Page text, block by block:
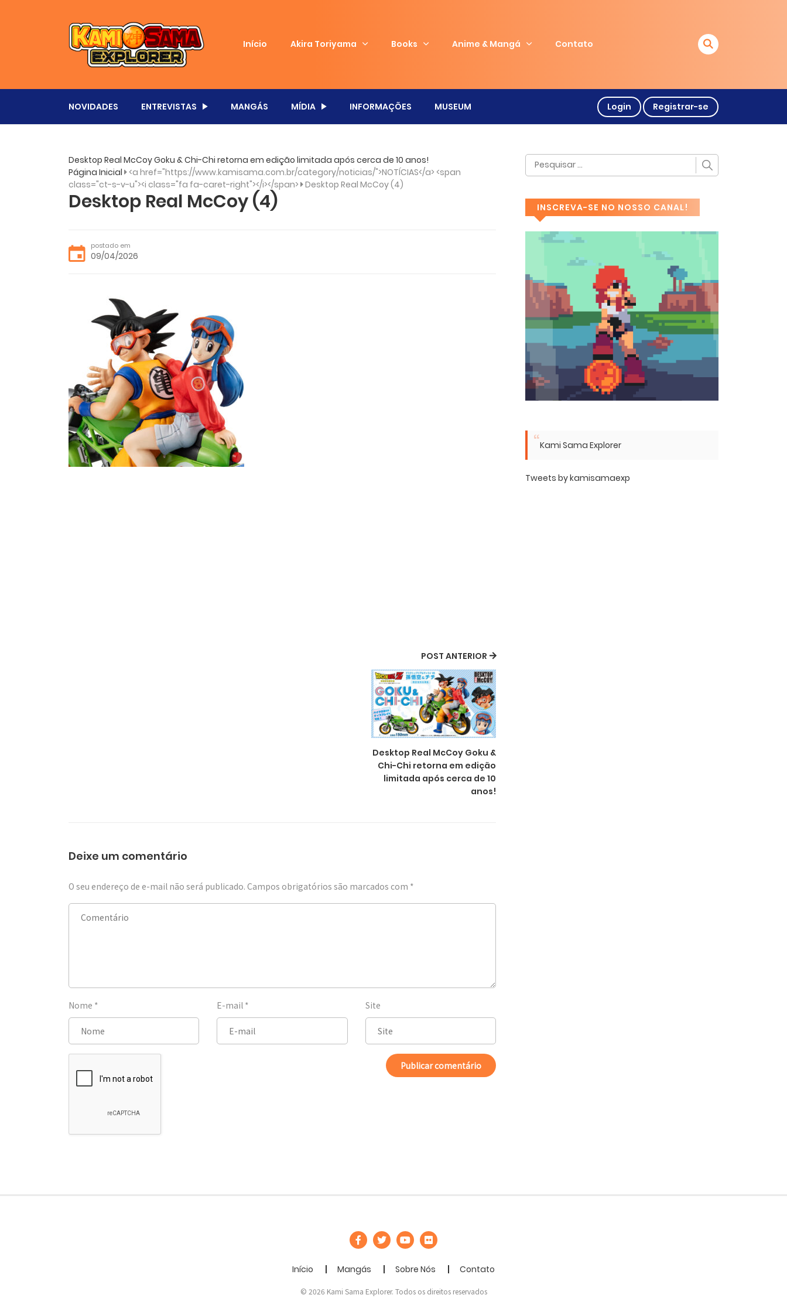
Início Akira Toriyama Books Anime & Mangá Contato
NOVIDADES ENTREVISTAS MANGÁS MÍDIA INFORMAÇÕES MUSEUM Login Registrar-se
Desktop Real McCoy Goku & Chi-Chi retorna em edição limitada após cerca de 10 anos!
Página Inicial <a href="https://www.kamisama.com.br/category/noticias/">NOTÍCIAS</a> <span
class="ct-s-v-u"><i class="fa fa-caret-right"></i></span> Desktop Real McCoy (4)
Desktop Real McCoy (4)
postado em
09/04/2026
POST ANTERIOR
Desktop Real McCoy Goku &
Chi-Chi retorna em edição
limitada após cerca de 10
anos!
Deixe um comentário
O seu endereço de e-mail não será publicado. Campos obrigatórios são marcados com *
Nome * E-mail * Site
INSCREVA-SE NO NOSSO CANAL!
Kami Sama Explorer
Tweets by kamisamaexp
Início Mangás Sobre Nós Contato
© 2026 Kami Sama Explorer. Todos os direitos reservados